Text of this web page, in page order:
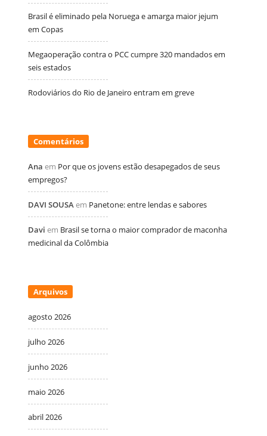
Brasil é eliminado pela Noruega e amarga maior jejum
em Copas
Megaoperação contra o PCC cumpre 320 mandados em
seis estados
Rodoviários do Rio de Janeiro entram em greve
Comentários
Ana em Por que os jovens estão desapegados de seus
empregos?
DAVI SOUSAem Panetone: entre lendas e sabores
Davi em Brasil se torna o maior comprador de maconha
medicinal da Colômbia
Arquivos
agosto 2026
julho 2026
junho 2026
maio 2026
abril 2026